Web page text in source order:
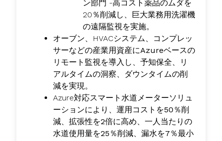
ン部門 -高コスト薬品のムダを
20％削減し、巨大業務用洗濯機
の遠隔監視を実施。
オーブン、HVACシステム、
コンプレッ
サーなどの産業用資産にAzureベースの
リモート監視を導入し、予知保全、リ
アルタイムの洞察、ダウンタイムの削
減を実現。
Azure対応スマート水道メーターソリュ
ーションにより、 運用コストを50％削
減、拡張性を2倍に高め、一人当たりの
水道使用量を25％削減、漏水を7％最小